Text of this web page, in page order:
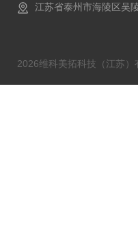
江苏省泰州市海陵区吴
2026维科美拓科技（江苏